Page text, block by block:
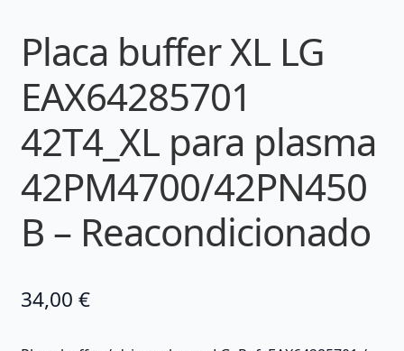
Placa buffer XL LG
EAX64285701
42T4_XL para plasma
42PM4700/42PN450
B – Reacondicionado
34,00 €